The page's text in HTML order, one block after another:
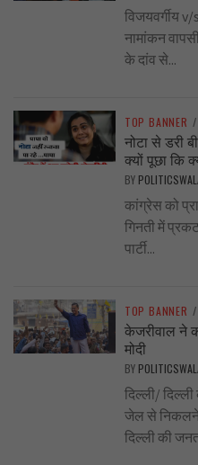
विजयवर्गीय
नामांकन
के दांव से...
TOP BANNER /
नोटा से डरी
क्यों पूछा कि
BY
कांग्रेस को
गिनती में
पार्टी...
TOP BANNER /
केजरीवाल ने
मोदी
BY
दिल्ली/
जेल से निकलने
दिल्ली की